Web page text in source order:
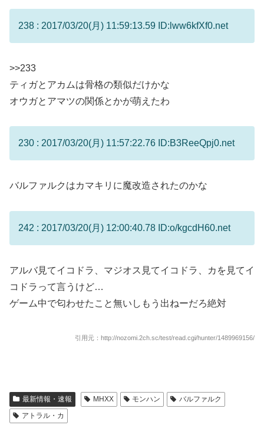
238 : 2017/03/20(月) 11:59:13.59 ID:lww6kfXf0.net
>>233
ティガとアカムは骨格の類似だけかな
オウガとアマツの関係とかが萌えたわ
230 : 2017/03/20(月) 11:57:22.76 ID:B3ReeQpj0.net
バルファルクはカマキリに魔改造されたのかな
242 : 2017/03/20(月) 12:00:40.78 ID:o/kgcdH60.net
アルバ見てイコドラ、マジオス見てイコドラ、カを見てイ
コドラって言うけど…
ゲーム中で匂わせたこと無いしもう出ねーだろ絶対
引用元：http://nozomi.2ch.sc/test/read.cgi/hunter/1489969156/
最新情報・速報 MHXX モンハン
バルファルク
アトラル・カ